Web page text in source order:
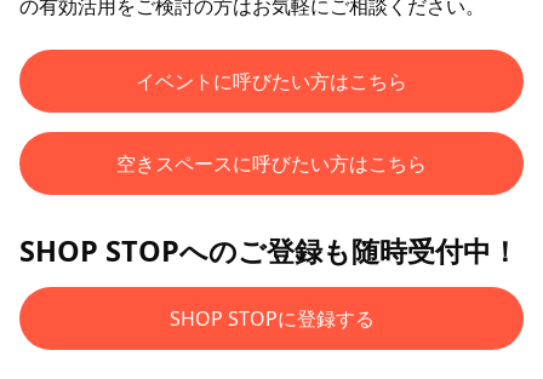
の有効活用をご検討の方はお気軽にご相談ください。
イベントに呼びたい方はこちら
空きスペースに呼びたい方はこちら
SHOP STOPへのご登録も随時受付中！
SHOP STOPに登録する